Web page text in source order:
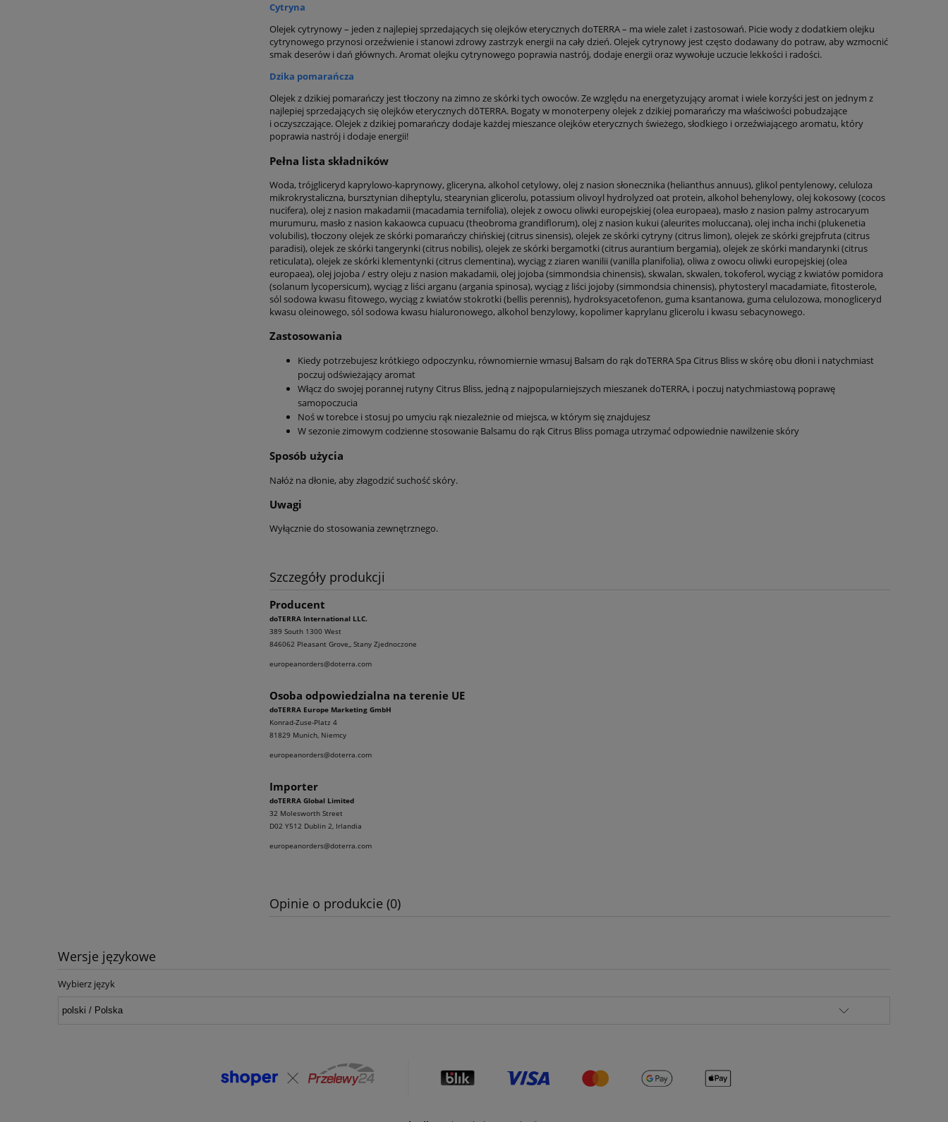
Cytryna
Olejek cytrynowy – jeden z najlepiej sprzedających się olejków eterycznych doTERRA – ma wiele zalet i zastosowań. Picie wody z dodatkiem olejku
cytrynowego przynosi orzeźwienie i stanowi zdrowy zastrzyk energii na cały dzień. Olejek cytrynowy jest często dodawany do potraw, aby wzmocnić
smak deserów i dań głównych. Aromat olejku cytrynowego poprawia nastrój, dodaje energii oraz wywołuje uczucie lekkości i radości.
Dzika pomarańcza
Olejek z dzikiej pomarańczy jest tłoczony na zimno ze skórki tych owoców. Ze względu na energetyzujący aromat i wiele korzyści jest on jednym z
najlepiej sprzedających się olejków eterycznych dōTERRA. Bogaty w monoterpeny olejek z dzikiej pomarańczy ma właściwości pobudzające
i oczyszczające. Olejek z dzikiej pomarańczy dodaje każdej mieszance olejków eterycznych świeżego, słodkiego i orzeźwiającego aromatu, który
poprawia nastrój i dodaje energii!
Pełna lista składników
Woda, trójgliceryd kaprylowo-kaprynowy, gliceryna, alkohol cetylowy, olej z nasion słonecznika (helianthus annuus), glikol pentylenowy, celuloza
mikrokrystaliczna, bursztynian diheptylu, stearynian glicerolu, potassium olivoyl hydrolyzed oat protein, alkohol behenylowy, olej kokosowy (cocos
nucifera), olej z nasion makadamii (macadamia ternifolia), olejek z owocu oliwki europejskiej (olea europaea), masło z nasion palmy astrocaryum
murumuru, masło z nasion kakaowca cupuacu (theobroma grandiflorum), olej z nasion kukui (aleurites moluccana), olej incha inchi (plukenetia
volubilis), tłoczony olejek ze skórki pomarańczy chińskiej (citrus sinensis), olejek ze skórki cytryny (citrus limon), olejek ze skórki grejpfruta (citrus
paradisi), olejek ze skórki tangerynki (citrus nobilis), olejek ze skórki bergamotki (citrus aurantium bergamia), olejek ze skórki mandarynki (citrus
reticulata), olejek ze skórki klementynki (citrus clementina), wyciąg z ziaren wanilii (vanilla planifolia), oliwa z owocu oliwki europejskiej (olea
europaea), olej jojoba / estry oleju z nasion makadamii, olej jojoba (simmondsia chinensis), skwalan, skwalen, tokoferol, wyciąg z kwiatów pomidora
(solanum lycopersicum), wyciąg z liści arganu (argania spinosa), wyciąg z liści jojoby (simmondsia chinensis), phytosteryl macadamiate, fitosterole,
sól sodowa kwasu fitowego, wyciąg z kwiatów stokrotki (bellis perennis), hydroksyacetofenon, guma ksantanowa, guma celulozowa, monogliceryd
kwasu oleinowego, sól sodowa kwasu hialuronowego, alkohol benzylowy, kopolimer kaprylanu glicerolu i kwasu sebacynowego.
Zastosowania
Kiedy potrzebujesz krótkiego odpoczynku, równomiernie wmasuj Balsam do rąk doTERRA Spa Citrus Bliss w skórę obu dłoni i natychmiast
poczuj odświeżający aromat
Włącz do swojej porannej rutyny Citrus Bliss, jedną z najpopularniejszych mieszanek doTERRA, i poczuj natychmiastową poprawę
samopoczucia
Noś w torebce i stosuj po umyciu rąk niezależnie od miejsca, w którym się znajdujesz
W sezonie zimowym codzienne stosowanie Balsamu do rąk Citrus Bliss pomaga utrzymać odpowiednie nawilżenie skóry
Sposób użycia
Nałóż na dłonie, aby złagodzić suchość skóry.
Uwagi
Wyłącznie do stosowania zewnętrznego.
Szczegóły produkcji
Producent
doTERRA International LLC.
389 South 1300 West
846062 Pleasant Grove,, Stany Zjednoczone
europeanorders@doterra.com
Osoba odpowiedzialna na terenie UE
doTERRA Europe Marketing GmbH
Konrad-Zuse-Platz 4
81829 Munich, Niemcy
europeanorders@doterra.com
Importer
doTERRA Global Limited
32 Molesworth Street
D02 Y512 Dublin 2, Irlandia
europeanorders@doterra.com
Opinie o produkcie (0)
Wersje językowe
Wybierz język